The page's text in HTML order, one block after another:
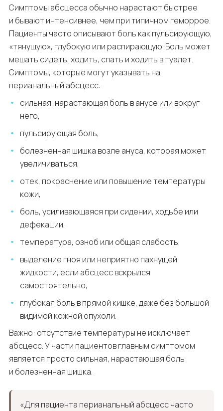
Симптомы абсцесса обычно нарастают быстрее
и бывают интенсивнее, чем при типичном геморрое.
Пациенты часто описывают боль как пульсирующую,
«тянущую», глубокую или распирающую. Боль может
мешать сидеть, ходить, спать и ходить в туалет.
Симптомы, которые могут указывать на
перианальный абсцесс:
сильная, нарастающая боль в анусе или вокруг
него,
пульсирующая боль,
болезненная шишка возле ануса, которая может
увеличиваться,
отек, покраснение или повышение температуры
кожи,
боль, усиливающаяся при сидении, ходьбе или
дефекации,
температура, озноб или общая слабость,
выделение гноя или неприятно пахнущей
жидкости, если абсцесс вскрылся
самостоятельно,
глубокая боль в прямой кишке, даже без большой
видимой кожной опухоли.
Важно: отсутствие температуры не исключает
абсцесс. У части пациентов главным симптомом
является просто сильная, нарастающая боль
и болезненная шишка.
«Для пациента перианальный абсцесс часто